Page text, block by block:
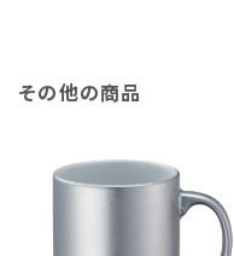
その他の商品